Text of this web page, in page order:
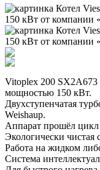
Vitoplex 200
мощностью 150 кВт.
Двухступенчатая
Weishaup.
Аппарат прошёл цикл
Экологически чистая
Работа на жидком
Система